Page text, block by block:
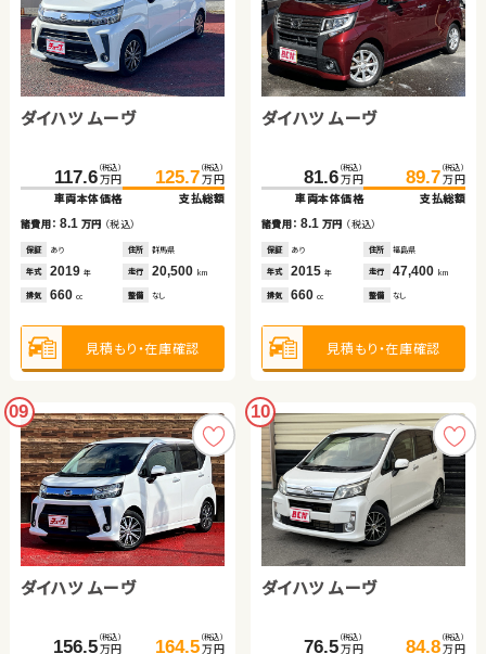
ダイハツ ムーヴ
117.6 （税込）
万円
車両本体価格
125.7 （税込）
万円
支払総額
諸費用：8.1 万円 （税込）
保証 あり 住所 群馬県
年式 2019 年 走行 20,500 km
排気 660 cc 整備 なし
見積もり・在庫確認
ダイハツ ムーヴ
81.6 （税込）
万円
車両本体価格
89.7 （税込）
万円
支払総額
諸費用：8.1 万円 （税込）
保証 あり 住所 福島県
年式 2015 年 走行 47,400 km
排気 660 cc 整備 なし
見積もり・在庫確認
09
ダイハツ ムーヴ
156.5 （税込）
万円
164.5 （税込）
万円
10
ダイハツ ムーヴ
76.5 （税込）
万円
84.8 （税込）
万円